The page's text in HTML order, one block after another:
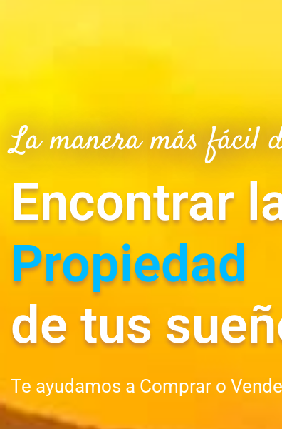
La manera más fácil
Encontrar
Propiedad
de tus
Te ayudamos a Comprar o